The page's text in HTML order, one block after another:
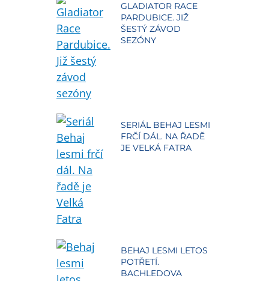
GLADIATOR RACE
PARDUBICE. JIŽ
ŠESTÝ ZÁVOD
SEZÓNY
SERIÁL BEHAJ LESMI
FRČÍ DÁL. NA ŘADĚ
JE VELKÁ FATRA
BEHAJ LESMI LETOS
POTŘETÍ.
BACHLEDOVA